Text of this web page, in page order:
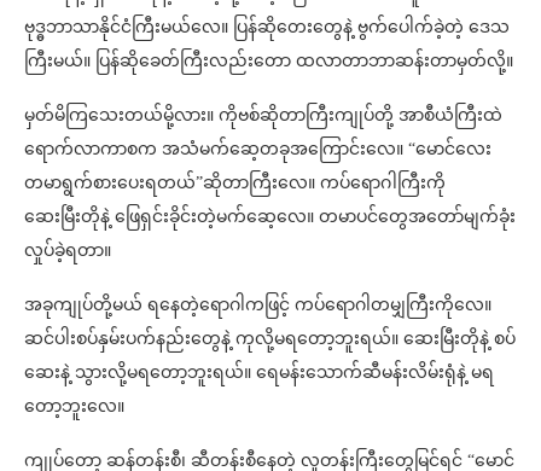
ဗုဒ္ဓဘာသာနိုင်ငံကြီးမယ်လေ။ ပြန်ဆိုတေးတွေနဲ့ ဗွက်ပေါက်ခဲ့တဲ့ ဒေသ
ကြီးမယ်။ ပြန်ဆိုခေတ်ကြီးလည်းတော ထလာတာဘာဆန်းတာမှတ်လို့။
မှတ်မိကြသေးတယ်မို့လား။ ကိုဗစ်ဆိုတာကြီးကျုပ်တို့ အာစီယံကြီးထဲ
ရောက်လာကာစက အသံမက်ဆေ့တခုအကြောင်းလေ။ “မောင်လေး
တမာရွက်စားပေးရတယ်”ဆိုတာကြီးလေ။ ကပ်ရောဂါကြီးကို
ဆေးမြီးတိုနဲ့ ဖြေရှင်းခိုင်းတဲ့မက်ဆေ့လေ။ တမာပင်တွေအတော်မျက်ခုံး
လှုပ်ခဲ့ရတာ။
အခုကျုပ်တို့မယ် ရနေတဲ့ရောဂါကဖြင့် ကပ်ရောဂါတမျှကြီးကိုလေ။
ဆင်ပါးစပ်နှမ်းပက်နည်းတွေနဲ့ ကုလို့မရတော့ဘူးရယ်။ ဆေးမြီးတိုနဲ့ စပ်
ဆေးနဲ့ သွားလို့မရတော့ဘူးရယ်။ ရေမန်းသောက်ဆီမန်းလိမ်းရုံနဲ့ မရ
တော့ဘူးလေ။
ကျုပ်တော့ ဆန်တန်းစီ၊ ဆီတန်းစီနေတဲ့ လူတန်းကြီးတွေမြင်ရင် “မောင်